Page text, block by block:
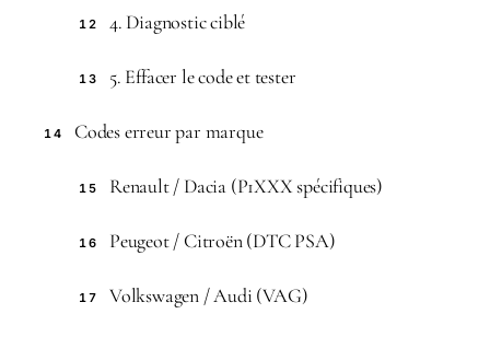
12 4. Diagnostic ciblé
13 5. Effacer le code et tester
14 Codes erreur par marque
15 Renault / Dacia (P1XXX spécifiques)
16 Peugeot / Citroën (DTC PSA)
17 Volkswagen / Audi (VAG)